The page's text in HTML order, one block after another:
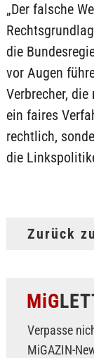
„Der falsche
die
vor Augen
Verbrecher,
ein faires
rechtlich,
die
Zurück
MiG
Verpasse
MiGAZIN-